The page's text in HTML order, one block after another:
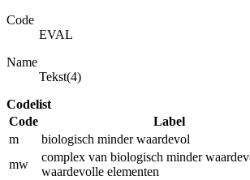
Code
EVAL
Name
Tekst(4)
Codelist
Code
Label
m
biologisch minder waardevol
mw
complex van biologisch minder
waardevolle elementen